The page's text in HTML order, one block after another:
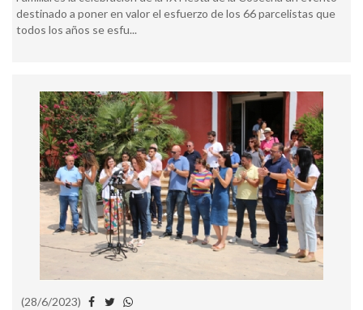
destinado a poner en valor el esfuerzo de los 66 parcelistas que
todos los años se esfu...
(28/6/2023)